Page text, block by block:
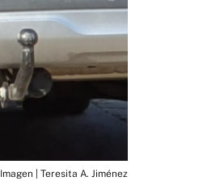
Imagen | Teresita A. Jiménez